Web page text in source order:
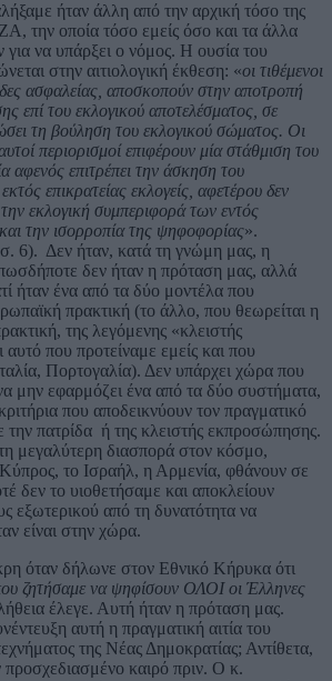
ήταν άλλη από την αρχική τόσο της
την οποία τόσο εμείς όσο και τα άλλα
να υπάρξει ο νόμος. Η ουσία του
στην αιτιολογική έκθεση: «οι τιθέμενοι
ασφαλείας, αποσκοπούν στην αποτροπή
επί του εκλογικού αποτελέσματος, σε
τη βούληση του εκλογικού σώματος. Οι
περιορισμοί επιφέρουν μία στάθμιση του
αφενός επιτρέπει την άσκηση του
επικρατείας εκλογείς, αφετέρου δεν
εκλογική συμπεριφορά των εντός
την ισορροπία της ψηφοφορίας».
6). Δεν ήταν, κατά τη γνώμη μας, η
δεν ήταν η πρόταση μας, αλλά
ήταν ένα από τα δύο μοντέλα που
πρακτική (το άλλο, που θεωρείται η
της λεγόμενης «κλειστής
που προτείναμε εμείς και που
Πορτογαλία). Δεν υπάρχει χώρα που
μην εφαρμόζει ένα από τα δύο συστήματα,
που αποδεικνύουν τον πραγματικό
πατρίδα ή της κλειστής εκπροσώπησης.
μεγαλύτερη διασπορά στον κόσμο,
το Ισραήλ, η Αρμενία, φθάνουν σε
δεν το υιοθετήσαμε και αποκλείουν
εξωτερικού από τη δυνατότητα να
είναι στην χώρα.
όταν δήλωνε στον Εθνικό Κήρυκα ότι
ζητήσαμε να ψηφίσουν ΟΛΟΙ οι Έλληνες
έλεγε. Αυτή ήταν η πρόταση μας.
αυτή η πραγματική αιτία του
της Νέας Δημοκρατίας; Αντίθετα,
προσχεδιασμένο καιρό πριν. Ο κ.